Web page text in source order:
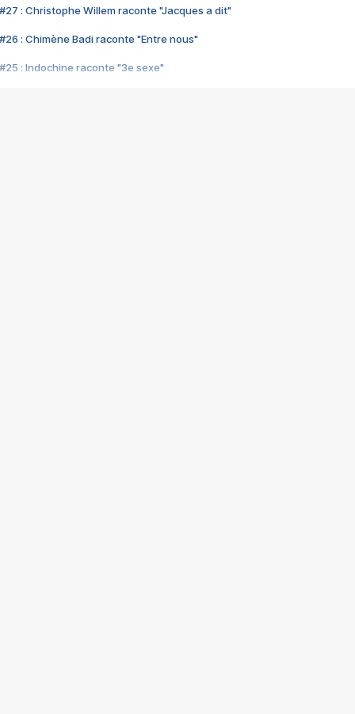
#27 : Christophe Willem raconte "Jacques a dit"
#26 : Chimène Badi raconte "Entre nous"
#25 : Indochine raconte "3e sexe"